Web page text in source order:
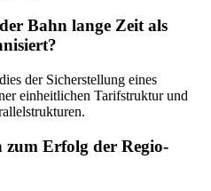
Bahn lange Zeit als
der Sicherstellung eines
einheitlichen Tarifstruktur und
zum Erfolg der Regio-